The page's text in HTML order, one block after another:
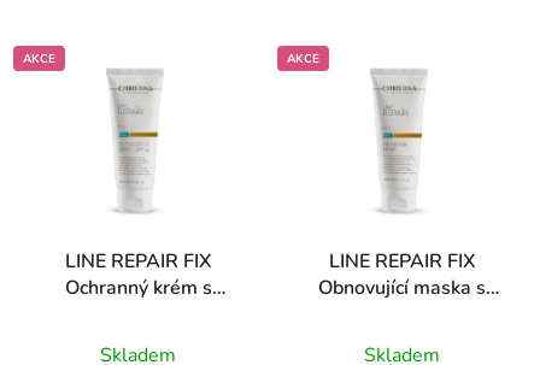
AKCE
LINE REPAIR FIX
Ochranný krém s
DÁREK
Skladem
AKCE
LINE REPAIR FIX
Obnovující maska s
Skladem